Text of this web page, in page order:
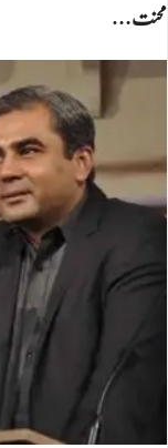
محنت…